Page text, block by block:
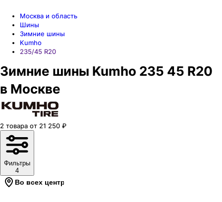
Москва и область
Шины
Зимние шины
Kumho
235/45 R20
Зимние шины Kumho 235 45 R20
в Москве
2 товара от 21 250 ₽
Фильтры
4
Во всех центрах